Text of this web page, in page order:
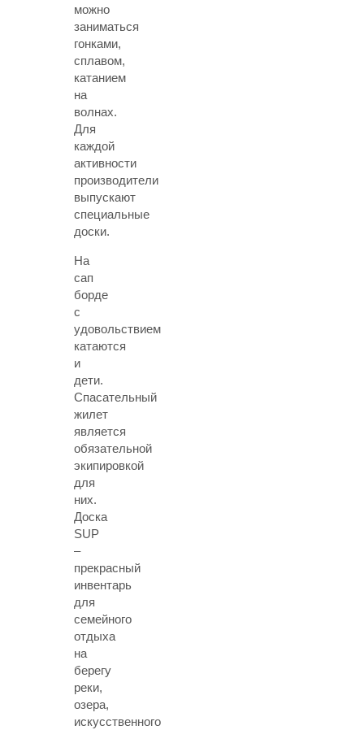
можно
заниматься
гонками,
сплавом,
катанием
на
волнах.
Для
каждой
активности
производители
выпускают
специальные
доски.
На
сап
борде
с
удовольствием
катаются
и
дети.
Спасательный
жилет
является
обязательной
экипировкой
для
них.
Доска
SUP
–
прекрасный
инвентарь
для
семейного
отдыха
на
берегу
реки,
озера,
искусственного